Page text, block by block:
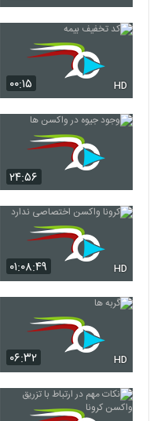
۰۰:۱۵ HD
۲۴:۵۶
۰۱:۰۸:۴۹ HD
۰۶:۳۲ HD